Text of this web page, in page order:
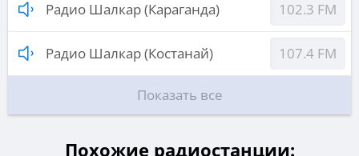
Радио Шалкар (Караганда) 102.3 FM
Радио Шалкар (Костанай) 107.4 FM
Показать все
Похожие радиостанции: